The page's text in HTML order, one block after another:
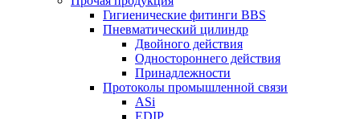
Гигиенические фитинги BBS
Пневматический цилиндр
Двойного действия
Одностороннего действия
Принадлежности
Протоколы промышленной связи
ASi
EDIP